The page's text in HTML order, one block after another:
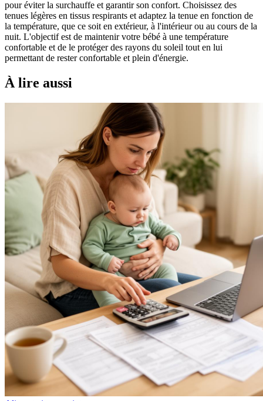
pour éviter la surchauffe et garantir son confort. Choisissez des
tenues légères en tissus respirants et adaptez la tenue en fonction de
la température, que ce soit en extérieur, à l'intérieur ou au cours de la
nuit. L'objectif est de maintenir votre bébé à une température
confortable et de le protéger des rayons du soleil tout en lui
permettant de rester confortable et plein d'énergie.
À lire aussi